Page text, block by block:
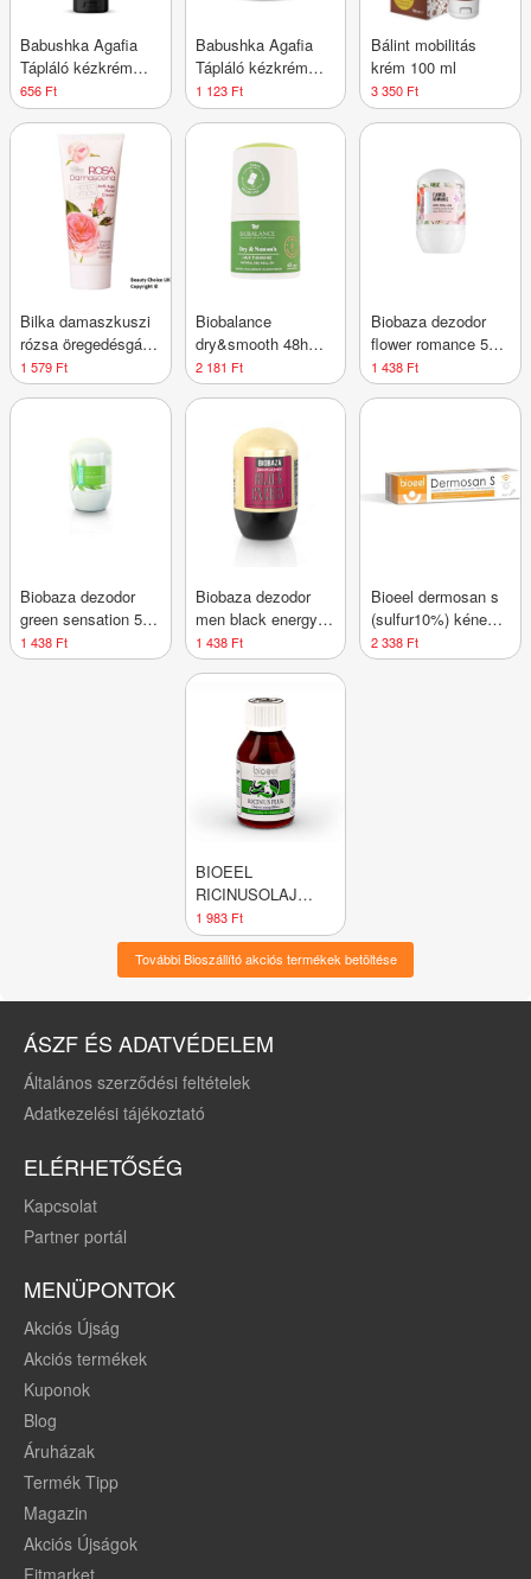
Babushka Agafia
Tápláló kézkrém
vad szibériaiboróka-
és erdeimálna-
656 Ft
Babushka Agafia
Tápláló kézkrém
vad szibériaiboróka-
és erdeimálna-
1 123 Ft
Bálint mobilitás
krém 100 ml
3 350 Ft
Bilka damaszkuszi
rózsa öregedésgátló
kézkrém 100 ml
1 579 Ft
Biobalance
dry&smooth 48h
golyós dezodor
szőrnövekedést
2 181 Ft
Biobaza dezodor
flower romance 50
ml
1 438 Ft
Biobaza dezodor
green sensation 50
ml
1 438 Ft
Biobaza dezodor
men black energy
50 ml
1 438 Ft
Bioeel dermosan s
(sulfur10%) kénes
kenőcs 70 g
2 338 Ft
BIOEEL
RICINUSOLAJ
PLUS A-
VITAMINNAL
1 983 Ft
További Bioszállító akciós termékek betöltése
ÁSZF ÉS ADATVÉDELEM
Általános szerződési feltételek
Adatkezelési tájékoztató
ELÉRHETŐSÉG
Kapcsolat
Partner portál
MENÜPONTOK
Akciós Újság
Akciós termékek
Kuponok
Blog
Áruházak
Termék Tipp
Magazin
Akciós Újságok